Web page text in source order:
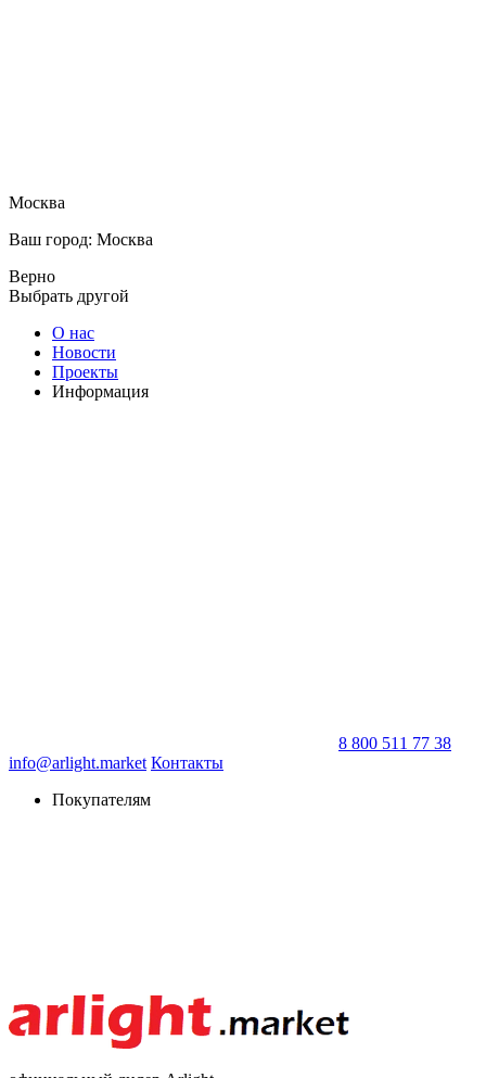
Москва
Ваш город: Москва
Верно
Выбрать другой
О нас
Новости
Проекты
Информация
8 800 511 77 38
info@arlight.market Контакты
Покупателям